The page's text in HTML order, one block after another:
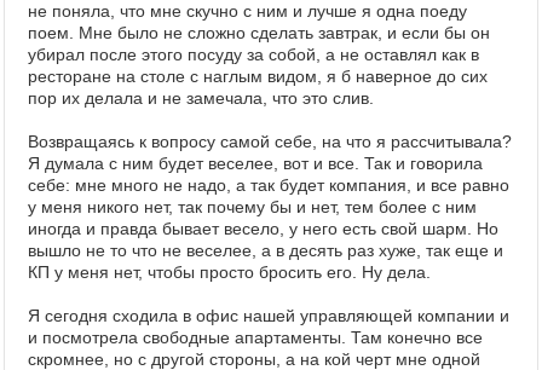
не поняла, что мне скучно с ним и лучше я одна поеду
поем. Мне было не сложно сделать завтрак, и если бы он
убирал после этого посуду за собой, а не оставлял как в
ресторане на столе с наглым видом, я б наверное до сих
пор их делала и не замечала, что это слив.
Возвращаясь к вопросу самой себе, на что я рассчитывала?
Я думала с ним будет веселее, вот и все. Так и говорила
себе: мне много не надо, а так будет компания, и все равно
у меня никого нет, так почему бы и нет, тем более с ним
иногда и правда бывает весело, у него есть свой шарм. Но
вышло не то что не веселее, а в десять раз хуже, так еще и
КП у меня нет, чтобы просто бросить его. Ну дела.
Я сегодня сходила в офис нашей управляющей компании и
и посмотрела свободные апартаменты. Там конечно все
скромнее, но с другой стороны, а на кой черт мне одной